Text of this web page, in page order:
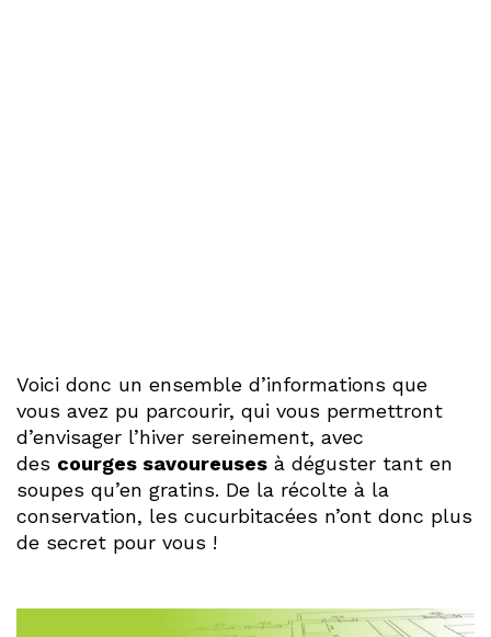
Voici donc un ensemble d’informations que
vous avez pu parcourir, qui vous permettront
d’envisager l’hiver sereinement, avec
des courges savoureuses à déguster tant en
soupes qu’en gratins. De la récolte à la
conservation, les cucurbitacées n’ont donc plus
de secret pour vous !